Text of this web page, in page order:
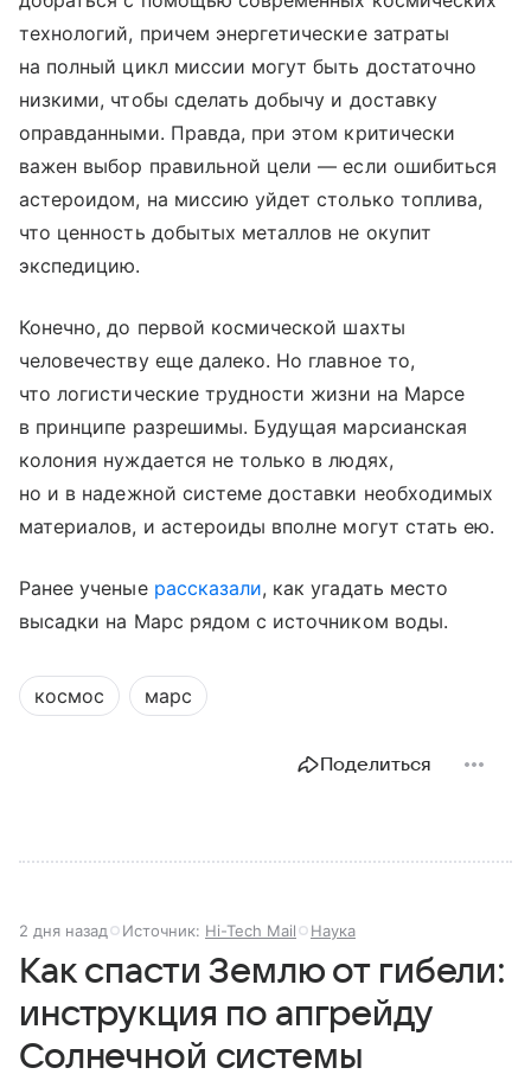
технологий, причем энергетические затраты
на полный цикл миссии могут быть достаточно
низкими, чтобы сделать добычу и доставку
оправданными. Правда, при этом критически
важен выбор правильной цели — если ошибиться
астероидом, на миссию уйдет столько топлива,
что ценность добытых металлов не окупит
экспедицию.
Конечно, до первой космической шахты
человечеству еще далеко. Но главное то,
что логистические трудности жизни на Марсе
в принципе разрешимы. Будущая марсианская
колония нуждается не только в людях,
но и в надежной системе доставки необходимых
материалов, и астероиды вполне могут стать ею.
Ранее ученые рассказали, как угадать место
высадки на Марс рядом с источником воды.
космос марс
Поделиться
2 дня назад Источник: Hi-Tech Mail Наука
Как спасти Землю от гибели:
инструкция по апгрейду
Солнечной системы